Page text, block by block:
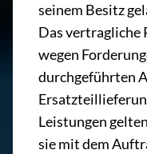
seinem Besitz
Das vertragliche
wegen
durchgeführten
Leistungen
sie mit dem